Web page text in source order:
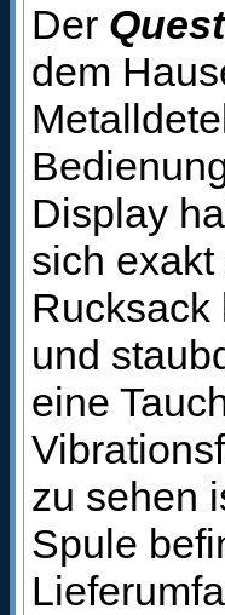
Der
dem
Display
sich
Rucksack
und
eine
zu sehen
Spule